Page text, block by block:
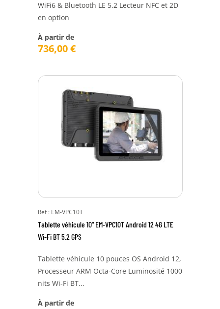
WiFi6 & Bluetooth LE 5.2 Lecteur NFC et 2D
en option
À partir de
736,00€
Ref : EM-VPC10T
Tablette véhicule 10" EM-VPC10T Android 12 4G LTE
Wi-Fi BT 5.2 GPS
Tablette véhicule 10 pouces OS Android 12,
Processeur ARM Octa-Core Luminosité 1000
nits Wi-Fi BT...
À partir de